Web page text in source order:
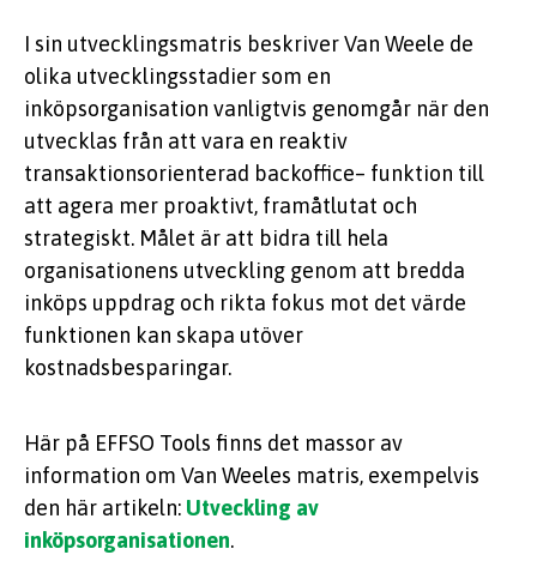
I sin utvecklingsmatris beskriver Van Weele de
olika utvecklingsstadier som en
inköpsorganisation vanligtvis genomgår när den
utvecklas från att vara en reaktiv
transaktionsorienterad backoffice– funktion till
att agera mer proaktivt, framåtlutat och
strategiskt. Målet är att bidra till hela
organisationens utveckling genom att bredda
inköps uppdrag och rikta fokus mot det värde
funktionen kan skapa utöver
kostnadsbesparingar.
Här på EFFSO Tools finns det massor av
information om Van Weeles matris, exempelvis
den här artikeln: Utveckling av
inköpsorganisationen.